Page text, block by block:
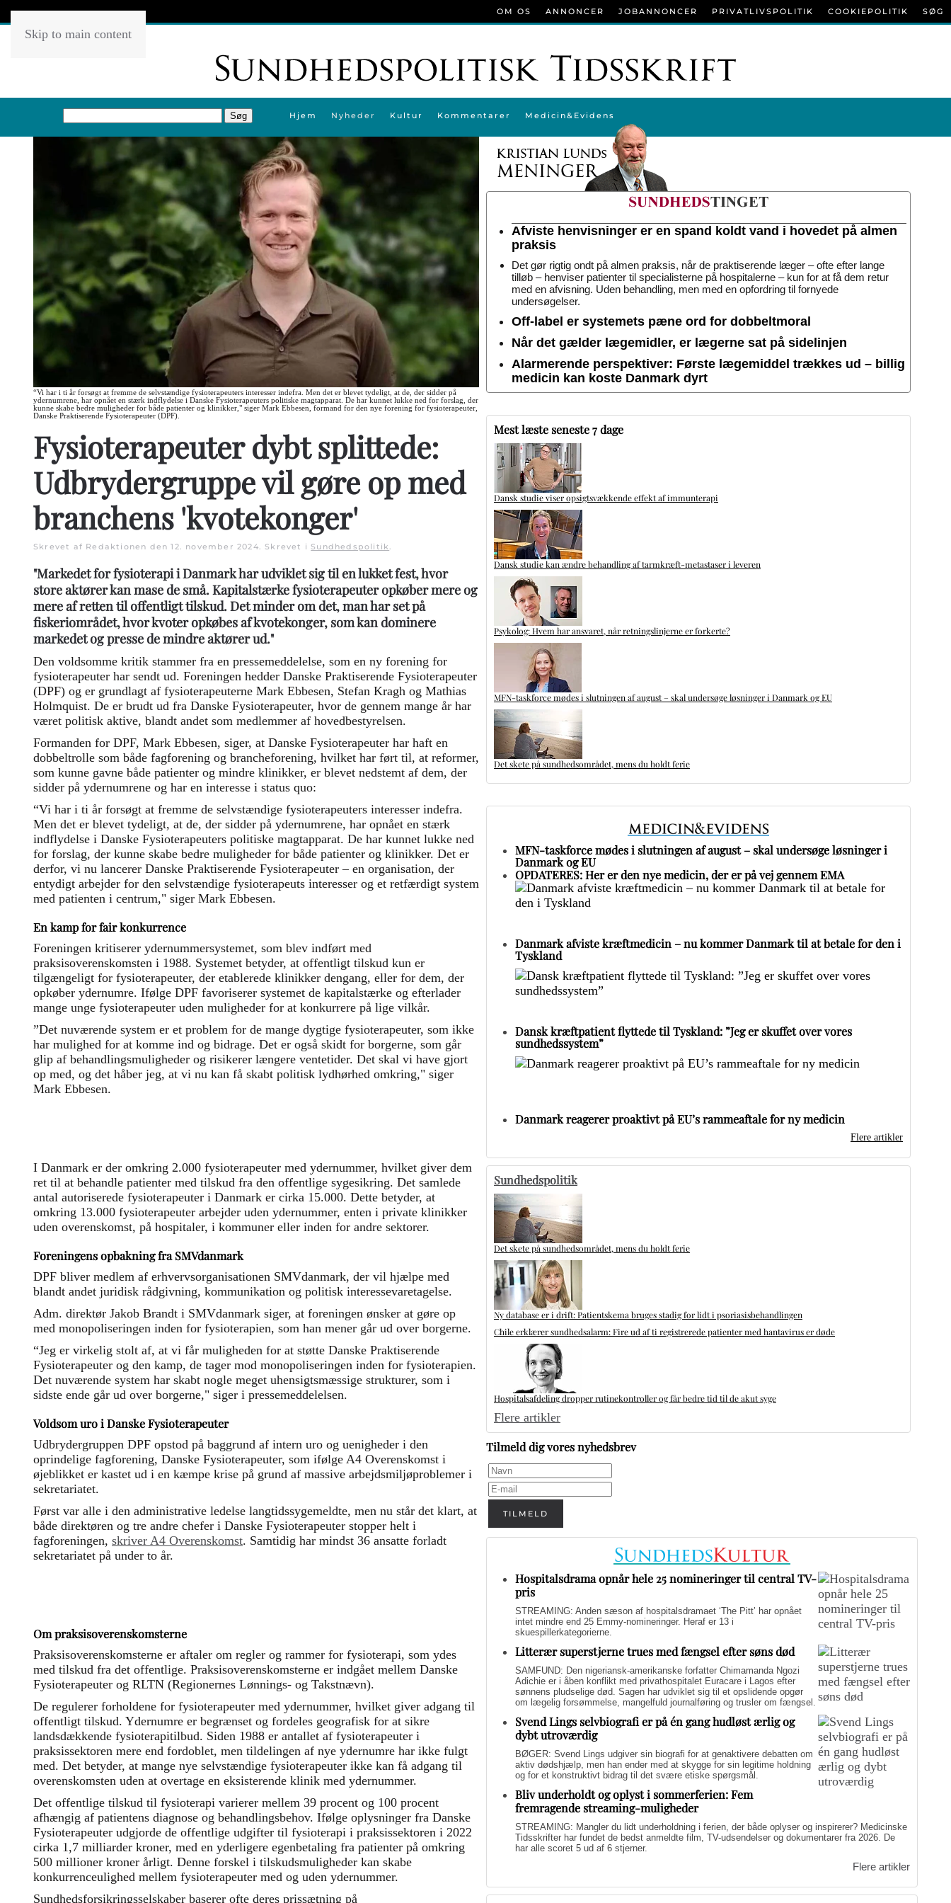
Skip to main content
Hjem Nyheder Kultur Kommentarer Medicin&Evidens
OM OS ANNONCER JOBANNONCER PRIVATLIVSPOLITIK COOKIEPOLITIK SØG
“Vi har i ti år forsøgt at fremme de selvstændige fysioterapeuters interesser indefra. Men det er blevet tydeligt, at de, der sidder på
ydernumrene, har opnået en stærk indflydelse i Danske Fysioterapeuters politiske magtapparat. De har kunnet lukke ned for forslag, der
kunne skabe bedre muligheder for både patienter og klinikker," siger Mark Ebbesen, formand for den nye forening for fysioterapeuter,
Danske Praktiserende Fysioterapeuter (DPF).
Fysioterapeuter dybt splittede:
Udbrydergruppe vil gøre op med
branchens 'kvotekonger'
Skrevet af Redaktionen den12. november 2024. Skrevet i Sundhedspolitik.
"Markedet for fysioterapi i Danmark har udviklet sig til en lukket fest, hvor
store aktører kan mase de små. Kapitalstærke fysioterapeuter opkøber mere og
mere af retten til offentligt tilskud. Det minder om det, man har set på
fiskeriområdet, hvor kvoter opkøbes af kvotekonger, som kan dominere
markedet og presse de mindre aktører ud."
Den voldsomme kritik stammer fra en pressemeddelelse, som en ny forening for
fysioterapeuter har sendt ud. Foreningen hedder Danske Praktiserende Fysioterapeuter
(DPF) og er grundlagt af fysioterapeuterne Mark Ebbesen, Stefan Kragh og Mathias
Holmquist. De er brudt ud fra Danske Fysioterapeuter, hvor de gennem mange år har
været politisk aktive, blandt andet som medlemmer af hovedbestyrelsen.
Formanden for DPF, Mark Ebbesen, siger, at Danske Fysioterapeuter har haft en
dobbeltrolle som både fagforening og brancheforening, hvilket har ført til, at reformer,
som kunne gavne både patienter og mindre klinikker, er blevet nedstemt af dem, der
sidder på ydernumrene og har en interesse i status quo:
“Vi har i ti år forsøgt at fremme de selvstændige fysioterapeuters interesser indefra.
Men det er blevet tydeligt, at de, der sidder på ydernumrene, har opnået en stærk
indflydelse i Danske Fysioterapeuters politiske magtapparat. De har kunnet lukke ned
for forslag, der kunne skabe bedre muligheder for både patienter og klinikker. Det er
derfor, vi nu lancerer Danske Praktiserende Fysioterapeuter – en organisation, der
entydigt arbejder for den selvstændige fysioterapeuts interesser og et retfærdigt system
med patienten i centrum," siger Mark Ebbesen.
En kamp for fair konkurrence
Foreningen kritiserer ydernummersystemet, som blev indført med
praksisoverenskomsten i 1988. Systemet betyder, at offentligt tilskud kun er
tilgængeligt for fysioterapeuter, der etablerede klinikker dengang, eller for dem, der
opkøber ydernumre. Ifølge DPF favoriserer systemet de kapitalstærke og efterlader
mange unge fysioterapeuter uden muligheder for at konkurrere på lige vilkår.
”Det nuværende system er et problem for de mange dygtige fysioterapeuter, som ikke
har mulighed for at komme ind og bidrage. Det er også skidt for borgerne, som går
glip af behandlingsmuligheder og risikerer længere ventetider. Det skal vi have gjort
op med, og det håber jeg, at vi nu kan få skabt politisk lydhørhed omkring," siger
Mark Ebbesen.
I Danmark er der omkring 2.000 fysioterapeuter med ydernummer, hvilket giver dem
ret til at behandle patienter med tilskud fra den offentlige sygesikring. Det samlede
antal autoriserede fysioterapeuter i Danmark er cirka 15.000. Dette betyder, at
omkring 13.000 fysioterapeuter arbejder uden ydernummer, enten i private klinikker
uden overenskomst, på hospitaler, i kommuner eller inden for andre sektorer.
Foreningens opbakning fra SMVdanmark
DPF bliver medlem af erhvervsorganisationen SMVdanmark, der vil hjælpe med
blandt andet juridisk rådgivning, kommunikation og politisk interessevaretagelse.
Adm. direktør Jakob Brandt i SMVdanmark siger, at foreningen ønsker at gøre op
med monopoliseringen inden for fysioterapien, som han mener går ud over borgerne.
“Jeg er virkelig stolt af, at vi får muligheden for at støtte Danske Praktiserende
Fysioterapeuter og den kamp, de tager mod monopoliseringen inden for fysioterapien.
Det nuværende system har skabt nogle meget uhensigtsmæssige strukturer, som i
sidste ende går ud over borgerne," siger i pressemeddelelsen.
Voldsom uro i Danske Fysioterapeuter
Udbrydergruppen DPF opstod på baggrund af intern uro og uenigheder i den
oprindelige fagforening, Danske Fysioterapeuter, som ifølge A4 Overenskomst i
øjeblikket er kastet ud i en kæmpe krise på grund af massive arbejdsmiljøproblemer i
sekretariatet.
Først var alle i den administrative ledelse langtidssygemeldte, men nu står det klart, at
både direktøren og tre andre chefer i Danske Fysioterapeuter stopper helt i
fagforeningen, skriver A4 Overenskomst. Samtidig har mindst 36 ansatte forladt
sekretariatet på under to år.
Om praksisoverenskomsterne
Praksisoverenskomsterne er aftaler om regler og rammer for fysioterapi, som ydes
med tilskud fra det offentlige. Praksisoverenskomsterne er indgået mellem Danske
Fysioterapeuter og RLTN (Regionernes Lønnings- og Takstnævn).
De regulerer forholdene for fysioterapeuter med ydernummer, hvilket giver adgang til
offentligt tilskud. Ydernumre er begrænset og fordeles geografisk for at sikre
landsdækkende fysioterapitilbud. Siden 1988 er antallet af fysioterapeuter i
praksissektoren mere end fordoblet, men tildelingen af nye ydernumre har ikke fulgt
med. Det betyder, at mange nye selvstændige fysioterapeuter ikke kan få adgang til
overenskomsten uden at overtage en eksisterende klinik med ydernummer.
Det offentlige tilskud til fysioterapi varierer mellem 39 procent og 100 procent
afhængig af patientens diagnose og behandlingsbehov. Ifølge oplysninger fra Danske
Fysioterapeuter udgjorde de offentlige udgifter til fysioterapi i praksissektoren i 2022
cirka 1,7 milliarder kroner, med en yderligere egenbetaling fra patienter på omkring
500 millioner kroner årligt. Denne forskel i tilskudsmuligheder kan skabe
konkurrenceulighed mellem fysioterapeuter med og uden ydernummer.
Sundhedsforsikringsselskaber baserer ofte deres prissætning på
Afviste henvisninger er en spand koldt vand i hovedet på almen
praksis
Det gør rigtig ondt på almen praksis, når de praktiserende læger – ofte efter lange
tilløb – henviser patienter til specialisterne på hospitalerne – kun for at få dem retur
med en afvisning. Uden behandling, men med en opfordring til fornyede
undersøgelser.
Off-label er systemets pæne ord for dobbeltmoral
Når det gælder lægemidler, er lægerne sat på sidelinjen
Alarmerende perspektiver: Første lægemiddel trækkes ud – billig
medicin kan koste Danmark dyrt
Mest læste seneste 7 dage
Dansk studie viser opsigtsvækkende effekt af immunterapi
Dansk studie kan ændre behandling af tarmkræft-metastaser i leveren
Psykolog: Hvem har ansvaret, når retningslinjerne er forkerte?
MFN-taskforce mødes i slutningen af august – skal undersøge løsninger i Danmark og EU
Det skete på sundhedsområdet, mens du holdt ferie
MFN-taskforce mødes i slutningen af august – skal undersøge løsninger i
Danmark og EU
OPDATERES: Her er den nye medicin, der er på vej gennem EMA
Danmark afviste kræftmedicin – nu kommer Danmark til at betale for den i
Tyskland
Dansk kræftpatient flyttede til Tyskland: ”Jeg er skuffet over vores
sundhedssystem”
Danmark reagerer proaktivt på EU’s rammeaftale for ny medicin
Flere artikler
Sundhedspolitik
Det skete på sundhedsområdet, mens du holdt ferie
Ny database er i drift: Patientskema bruges stadig for lidt i psoriasisbehandlingen
Chile erklærer sundhedsalarm: Fire ud af ti registrerede patienter med hantavirus er døde
Hospitalsafdeling dropper rutinekontroller og får bedre tid til de akut syge
Flere artikler
Tilmeld dig vores nyhedsbrev
TILMELD
Hospitalsdrama opnår hele 25 nomineringer til central TV-
pris
STREAMING: Anden sæson af hospitalsdramaet ‘The Pitt’ har opnået
intet mindre end 25 Emmy-nomineringer. Heraf er 13 i
skuespillerkategorierne.
Litterær superstjerne trues med fængsel efter søns død
SAMFUND: Den nigeriansk-amerikanske forfatter Chimamanda Ngozi
Adichie er i åben konflikt med privathospitalet Euracare i Lagos efter
sønnens pludselige død. Sagen har udviklet sig til et opslidende opgør
om lægelig forsømmelse, mangelfuld journalføring og trusler om fængsel.
Svend Lings selvbiografi er på én gang hudløst ærlig og
dybt utroværdig
BØGER: Svend Lings udgiver sin biografi for at genaktivere debatten om
aktiv dødshjælp, men han ender med at skygge for sin legitime holdning
og for et konstruktivt bidrag til det svære etiske spørgsmål.
Bliv underholdt og oplyst i sommerferien: Fem
fremragende streaming-muligheder
STREAMING: Mangler du lidt underholdning i ferien, der både oplyser og inspirerer? Medicinske
Tidsskrifter har fundet de bedst anmeldte film, TV-udsendelser og dokumentarer fra 2026. De
har alle scoret 5 ud af 6 stjerner.
Flere artikler